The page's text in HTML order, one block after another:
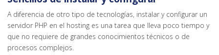
A diferencia de otro tipo de tecnologías, instalar y configurar un
servidor PHP en el hosting es una tarea que lleva poco tiempo y
que no requiere de grandes conocimientos técnicos o de
procesos complejos.